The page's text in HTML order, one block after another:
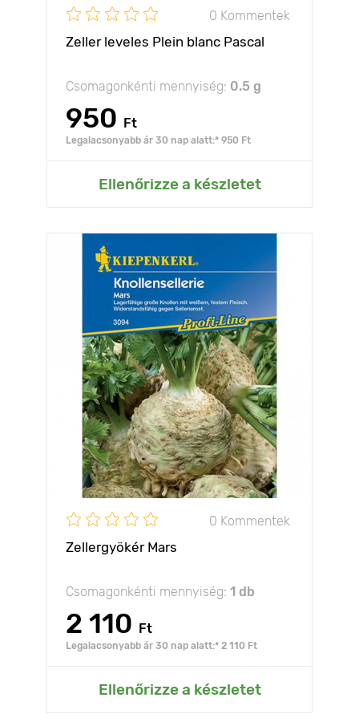
0 Kommentek
Zeller leveles Plein blanc Pascal
Csomagonkénti mennyiség: 0.5 g
950 Ft
Legalacsonyabb ár 30 nap alatt:* 950 Ft
Ellenőrizze a készletet
0 Kommentek
Zellergyökér Mars
Csomagonkénti mennyiség: 1 db
2 110 Ft
Legalacsonyabb ár 30 nap alatt:* 2 110 Ft
Ellenőrizze a készletet